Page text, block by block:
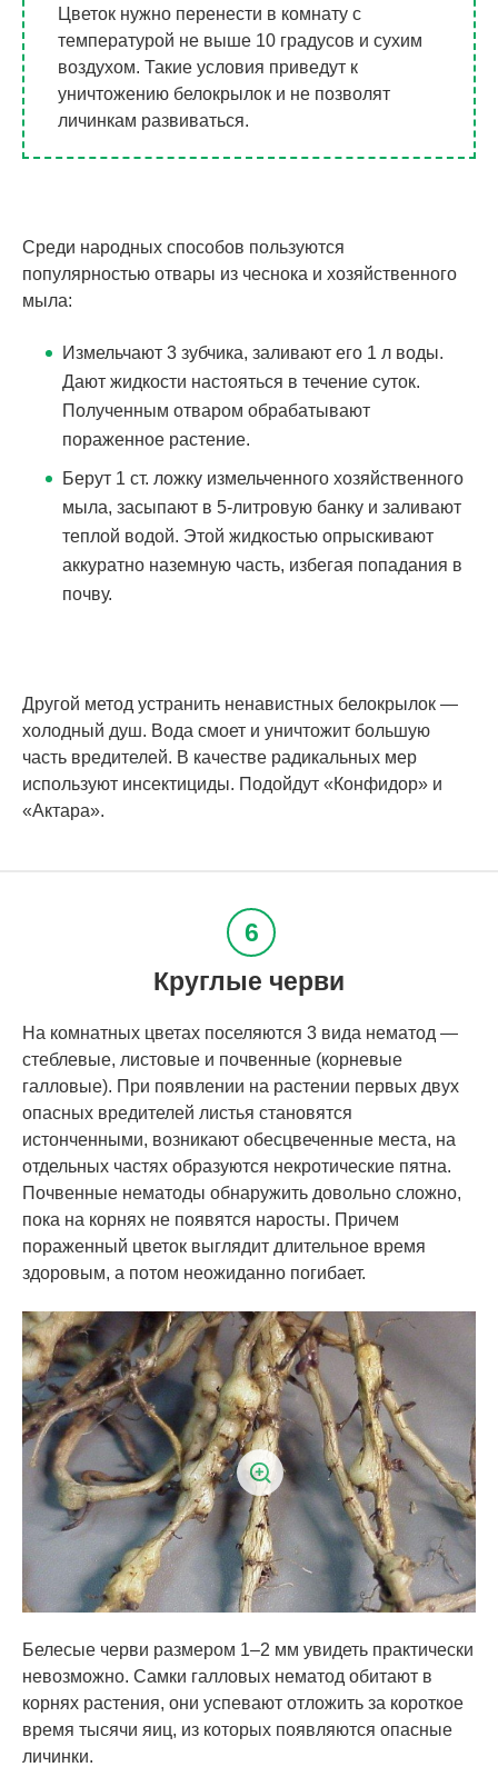
Цветок нужно перенести в комнату с
температурой не выше 10 градусов и сухим
воздухом. Такие условия приведут к
уничтожению белокрылок и не позволят
личинкам развиваться.
Среди народных способов пользуются
популярностью отвары из чеснока и хозяйственного
мыла:
Измельчают 3 зубчика, заливают его 1 л воды.
Дают жидкости настояться в течение суток.
Полученным отваром обрабатывают
пораженное растение.
Берут 1 ст. ложку измельченного хозяйственного
мыла, засыпают в 5-литровую банку и заливают
теплой водой. Этой жидкостью опрыскивают
аккуратно наземную часть, избегая попадания в
почву.
Другой метод устранить ненавистных белокрылок —
холодный душ. Вода смоет и уничтожит большую
часть вредителей. В качестве радикальных мер
используют инсектициды. Подойдут «Конфидор» и
«Актара».
Круглые черви
На комнатных цветах поселяются 3 вида нематод —
стеблевые, листовые и почвенные (корневые
галловые). При появлении на растении первых двух
опасных вредителей листья становятся
истонченными, возникают обесцвеченные места, на
отдельных частях образуются некротические пятна.
Почвенные нематоды обнаружить довольно сложно,
пока на корнях не появятся наросты. Причем
пораженный цветок выглядит длительное время
здоровым, а потом неожиданно погибает.
Белесые черви размером 1‒2 мм увидеть практически
невозможно. Самки галловых нематод обитают в
корнях растения, они успевают отложить за короткое
время тысячи яиц, из которых появляются опасные
личинки.